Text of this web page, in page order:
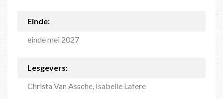
Einde:
einde mei 2027
Lesgevers:
Christa Van Assche, Isabelle Lafere